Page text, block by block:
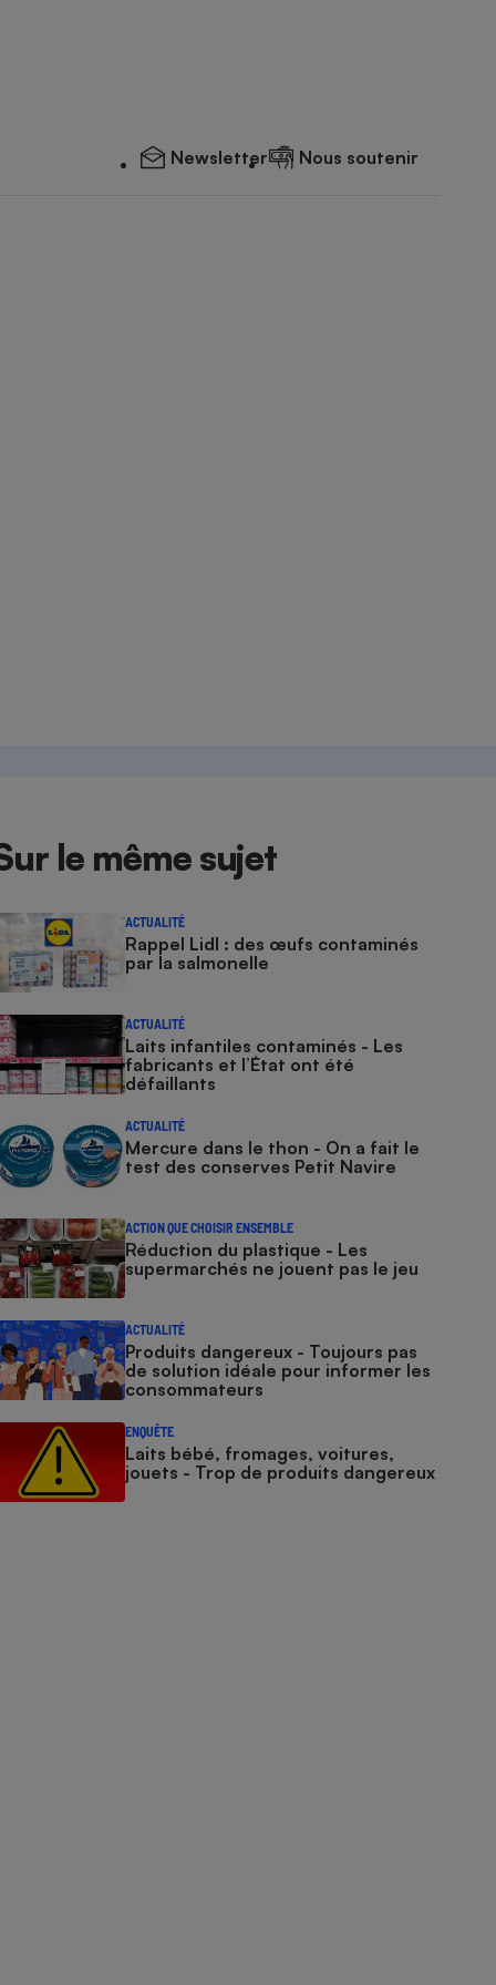
Newsletter Nous soutenir
le même sujet
ACTUALITÉ
Rappel Lidl : des œufs contaminés
par la salmonelle
ACTUALITÉ
Laits infantiles contaminés - Les
fabricants et l’État ont été
défaillants
ACTUALITÉ
Mercure dans le thon - On a fait le
test des conserves Petit Navire
ACTION QUE CHOISIR ENSEMBLE
Réduction du plastique - Les
supermarchés ne jouent pas le jeu
ACTUALITÉ
Produits dangereux - Toujours pas
de solution idéale pour informer les
consommateurs
ENQUÊTE
Laits bébé, fromages, voitures,
jouets - Trop de produits dangereux